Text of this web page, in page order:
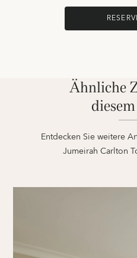
Ähnliche
Entdecken Sie weitere
Jumeirah Carlton